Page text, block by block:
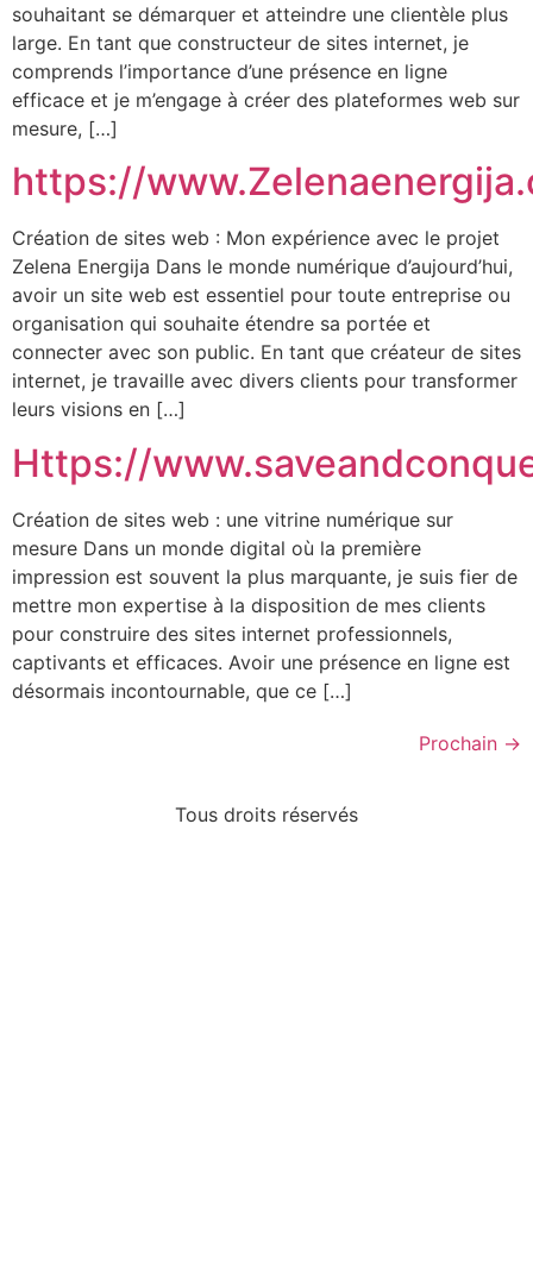
souhaitant se démarquer et atteindre une clientèle plus
large. En tant que constructeur de sites internet, je
comprends l’importance d’une présence en ligne
efficace et je m’engage à créer des plateformes web sur
mesure, […]
https://
Création de sites web : Mon expérience avec le projet
Zelena Energija Dans le monde numérique d’aujourd’hui,
avoir un site web est essentiel pour toute entreprise ou
organisation qui souhaite étendre sa portée et
connecter avec son public. En tant que créateur de sites
internet, je travaille avec divers clients pour transformer
leurs visions en […]
Https://
Création de sites web : une vitrine numérique sur
mesure Dans un monde digital où la première
impression est souvent la plus marquante, je suis fier de
mettre mon expertise à la disposition de mes clients
pour construire des sites internet professionnels,
captivants et efficaces. Avoir une présence en ligne est
désormais incontournable, que ce […]
Prochain →
Tous droits réservés